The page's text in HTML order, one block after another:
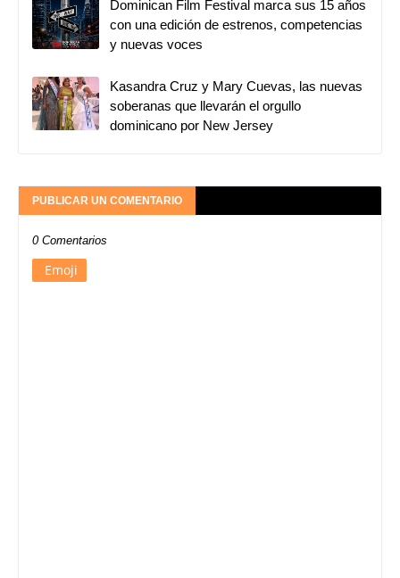
Dominican Film Festival marca sus 15 años
con una edición de estrenos, competencias
y nuevas voces
Kasandra Cruz y Mary Cuevas, las nuevas
soberanas que llevarán el orgullo
dominicano por New Jersey
PUBLICAR UN COMENTARIO
0 Comentarios
Emoji